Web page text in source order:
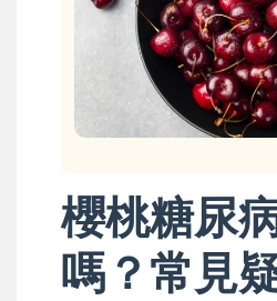
櫻桃糖尿
嗎？常見